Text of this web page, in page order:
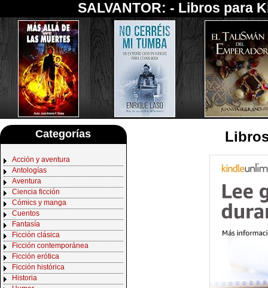
SALVANTOR: - Libros para
Categorías
Acción y aventura
Antologías
Aventura
Ciencia ficción
Cómics y manga
Cuentos
Fantasía
Ficción clásica
Ficción contemporánea
Ficción erótica
Ficción histórica
Historia